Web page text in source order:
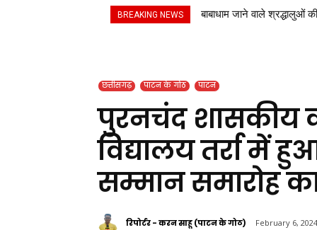
BREAKING NEWS बाबाधाम जाने वाले श्रद्धालुओं
उप निरीक्षक सुभाष चंद्र यादव
छत्तीसगढ़ पाटन के गोठ पाटन
पुरनचंद शासकीय
विद्यालय तर्रा में
सम्मान समारोह
रिपोर्टर - करन साहू (पाटन के गोठ) February 6, 2024